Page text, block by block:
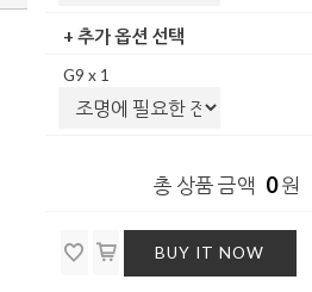
+ 추가 옵션 선택
G9 x 1
총 상품 금액 0원
BUY IT NOW